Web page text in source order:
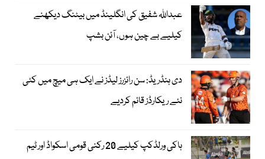
عبداللہ شفیق کی انگلینڈ میں بیٹنگ دیکھنے
کیلیے بے چین ہوں، آئن بشپ
دی ہنڈریڈ: سن رائزرز لیڈز نے ایک ہی میچ میں کئی
نئے ریکارڈز قائم کردیے
ہاکی ورلڈکپ کیلیے 20 رکنی قومی اسکواڈ اور ٹیم